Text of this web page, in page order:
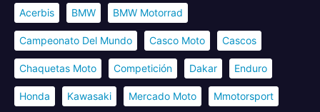
Acerbis BMW BMW Motorrad
Campeonato Del Mundo Casco Moto Cascos
Chaquetas Moto Competición Dakar Enduro
Honda Kawasaki Mercado Moto Mmotorsport